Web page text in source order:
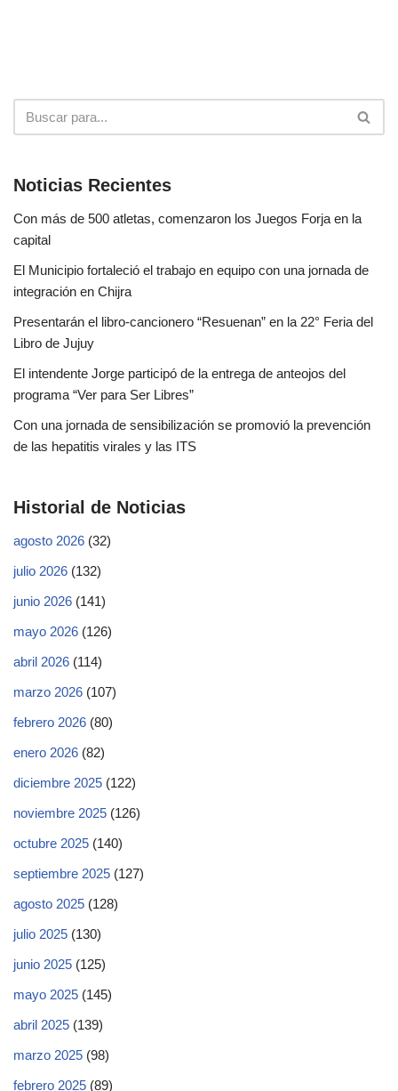
Noticias Recientes
Con más de 500 atletas, comenzaron los Juegos Forja en la
capital
El Municipio fortaleció el trabajo en equipo con una jornada de
integración en Chijra
Presentarán el libro-cancionero “Resuenan” en la 22° Feria del
Libro de Jujuy
El intendente Jorge participó de la entrega de anteojos del
programa “Ver para Ser Libres”
Con una jornada de sensibilización se promovió la prevención
de las hepatitis virales y las ITS
Historial de Noticias
agosto 2026 (32)
julio 2026 (132)
junio 2026 (141)
mayo 2026 (126)
abril 2026 (114)
marzo 2026 (107)
febrero 2026 (80)
enero 2026 (82)
diciembre 2025 (122)
noviembre 2025 (126)
octubre 2025 (140)
septiembre 2025 (127)
agosto 2025 (128)
julio 2025 (130)
junio 2025 (125)
mayo 2025 (145)
abril 2025 (139)
marzo 2025 (98)
febrero 2025 (89)